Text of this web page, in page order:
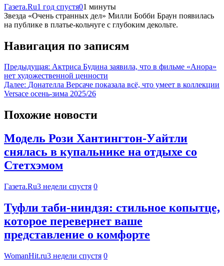
Газета.Ru1 год спустя01 минуты
Звезда «Очень странных дел» Милли Бобби Браун появилась
на публике в платье-кольчуге с глубоким декольте.
Навигация по записям
Предыдущая: Актриса Будина заявила, что в фильме «Анора»
нет художественной ценности
Далее: Донателла Версаче показала всё, что умеет в коллекции
Versace осень-зима 2025/26
Похожие новости
Модель Рози Хантингтон-Уайтли
снялась в купальнике на отдыхе со
Стетхэмом
Газета.Ru3 недели спустя 0
Туфли таби-ниндзя: стильное копытце,
которое перевернет ваше
представление о комфорте
WomanHit.ru3 недели спустя 0